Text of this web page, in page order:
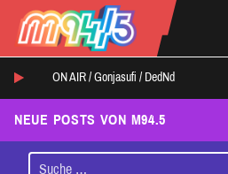
ON AIR / Gonjasufi / DedNd
NEUE POSTS VON M94.5